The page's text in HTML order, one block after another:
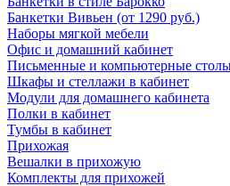
Банкетки Вивьен (от 1290 руб.)
Наборы мягкой мебели
Офис и домашний кабинет
Письменные и компьютерные
Шкафы и стеллажи в кабинет
Модули для домашнего кабинета
Полки в кабинет
Тумбы в кабинет
Прихожая
Вешалки в прихожую
Комплекты для прихожей